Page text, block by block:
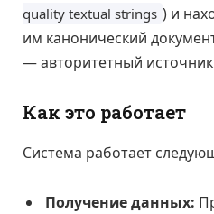
quality textual strings ) и
им канонический
— авторитетный источник
Как это работает
Система работает
Получение данных: